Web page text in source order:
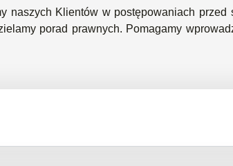
naszych Klientów w postępowaniach
porad prawnych. Pomagamy